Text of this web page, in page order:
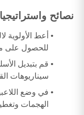
نصائح
أعط الأولوية
للحصول على
قم بتبديل
سيناريوهات
في وضع
الهجمات